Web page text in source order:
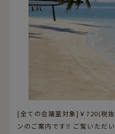
[全ての会議室対象]￥720(税
ンのご案内です‼ ご覧いただ